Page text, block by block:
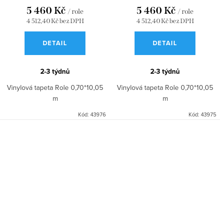
4 512,40 Kč bez DPH
5 460 Kč / role
DETAIL
2-3 týdnů
Vinylová tapeta Role 0,70*10,05
m
Kód: 43976
4 512,40 Kč bez DPH
5 460 Kč / role
DETAIL
2-3 týdnů
Vinylová tapeta Role 0,70*10,05
m
Kód: 43975